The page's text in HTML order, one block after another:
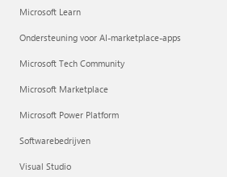
Microsoft Learn
Ondersteuning voor AI-marketplace-apps
Microsoft Tech Community
Microsoft Marketplace
Microsoft Power Platform
Softwarebedrijven
Visual Studio